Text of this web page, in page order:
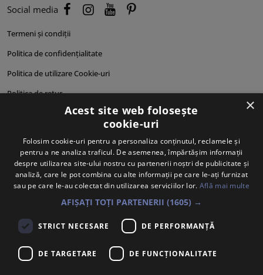
Social media
Termeni și condiții
Politica de confidențialitate
Politica de utilizare Cookie-uri
Politica de retur
Cum se livrează?
Despre noi
Personalități produse
×
Acest site web folosește
cookie-uri
Folosim cookie-uri pentru a personaliza conținutul, reclamele și
pentru a ne analiza traficul. De asemenea, împărtășim informații
despre utilizarea site-ului nostru cu partenerii noștri de publicitate și
analiză, care le pot combina cu alte informații pe care le-ați furnizat
sau pe care le-au colectat din utilizarea serviciilor lor. Află mai multe
AFIȘAȚI TOȚI PARTENERII (1605) →
STRICT NECESARE DE PERFORMANȚĂ
DE TARGETARE DE FUNCŢIONALITATE